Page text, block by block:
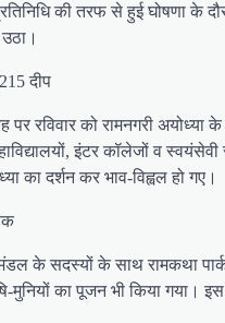
की तरफ से हुई घोषणा के
दीप
रविवार को रामनगरी
महाविद्यालयों, इंटर कॉलेजों व
का दर्शन कर भाव-विह्वल हो गए।
के सदस्यों के साथ रामकथा
मुनियों का पूजन भी किया